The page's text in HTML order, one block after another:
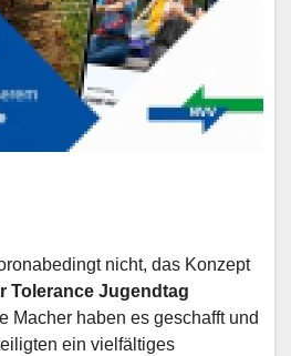
nicht, das Konzept
Tolerance Jugendtag
Macher haben es geschafft und
ein vielfältiges